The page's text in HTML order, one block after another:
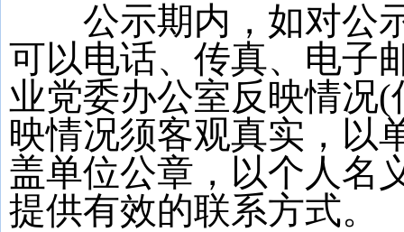
公示期内，如对公示
可以电话、传真、电子
业党委办公室反映情况
映情况须客观真实，以
盖单位公章，以个人名
提供有效的联系方式。